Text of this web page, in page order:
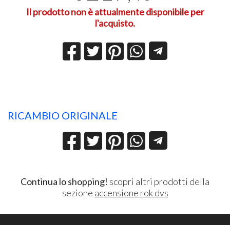
Il prodotto non è attualmente disponibile per
l'acquisto.
RICAMBIO ORIGINALE
Continua lo shopping! scopri altri prodotti della
sezione accensione rok dvs